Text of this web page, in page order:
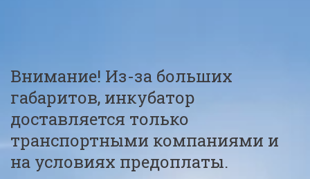
Внимание! Из-за больших
габаритов, инкубатор
доставляется только
транспортными компаниями и
на условиях предоплаты.